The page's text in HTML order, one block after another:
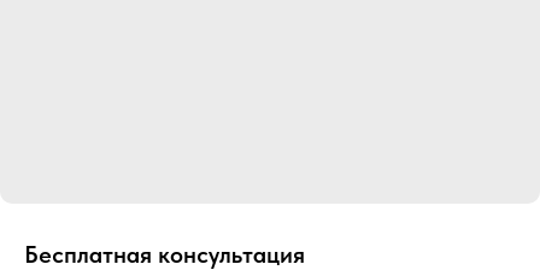
Бесплатная консультация